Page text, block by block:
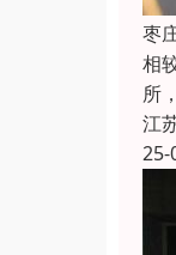
枣
相
所
江
25-